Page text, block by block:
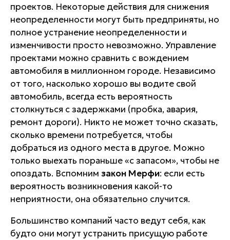
проектов. Некоторые действия для снижения
неопределенности могут быть предприняты, но
полное устранение неопределенности и
изменчивости просто невозможно. Управление
проектами можно сравнить с вождением
автомобиля в миллионном городе. Независимо
от того, насколько хорошо вы водите свой
автомобиль, всегда есть вероятность
столкнуться с задержками (пробка, авария,
ремонт дороги). Никто не может точно сказать,
сколько времени потребуется, чтобы
добраться из одного места в другое. Можно
только выехать пораньше «с запасом», чтобы не
опоздать. Вспомним закон Мерфи: если есть
вероятность возникновения какой-то
неприятности, она обязательно случится.
Большинство компаний часто ведут себя, как
будто они могут устранить присущую работе